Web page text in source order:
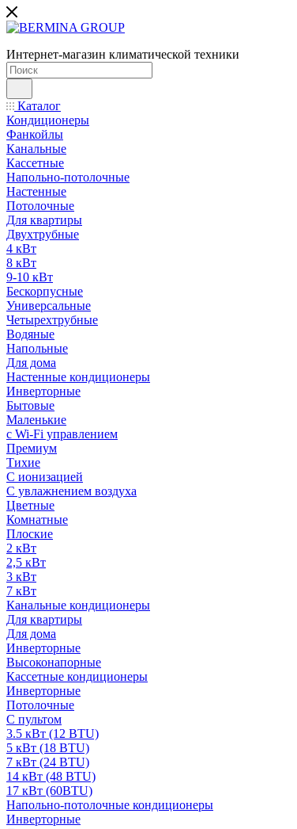
Интернет-магазин климатической техники
Каталог
Кондиционеры
Фанкойлы
Канальные
Кассетные
Напольно-потолочные
Настенные
Потолочные
Для квартиры
Двухтрубные
4 кВт
8 кВт
9-10 кВт
Бескорпусные
Универсальные
Четырехтрубные
Водяные
Напольные
Для дома
Настенные кондиционеры
Инверторные
Бытовые
Маленькие
с Wi-Fi управлением
Премиум
Тихие
С ионизацией
С увлажнением воздуха
Цветные
Комнатные
Плоские
2 кВт
2,5 кВт
3 кВт
7 кВт
Канальные кондиционеры
Для квартиры
Для дома
Инверторные
Высоконапорные
Кассетные кондиционеры
Инверторные
Потолочные
С пультом
3.5 кВт (12 BTU)
5 кВт (18 BTU)
7 кВт (24 BTU)
14 кВт (48 BTU)
17 кВт (60BTU)
Напольно-потолочные кондиционеры
Инверторные